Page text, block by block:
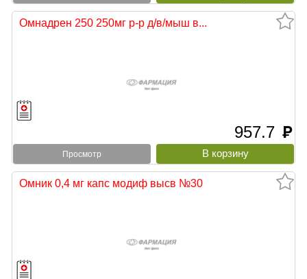
Омнадрен 250 250мг р-р д/в/мыш в...
957.7 руб
Просмотр
Омник 0,4 мг капс модиф высв №30